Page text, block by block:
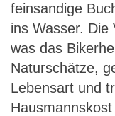
feinsandige
ins Wasser. Die
was das
Naturschätze,
Lebensart und